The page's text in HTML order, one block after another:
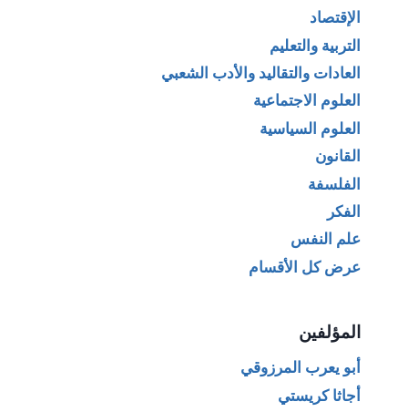
الإقتصاد
التربية والتعليم
العادات والتقاليد والأدب الشعبي
العلوم الاجتماعية
العلوم السياسية
القانون
الفلسفة
الفكر
علم النفس
عرض كل الأقسام
المؤلفين
أبو يعرب المرزوقي
أجاثا كريستي